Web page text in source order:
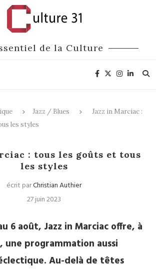
de la Culture
Jazz / Blues
Jazz in Marciac :
les styles
: tous les goûts et tous
les styles
écrit parChristian Authier
27 juin 2023
6 août, Jazz in Marciac offre, à
une programmation aussi
Au-delà de têtes